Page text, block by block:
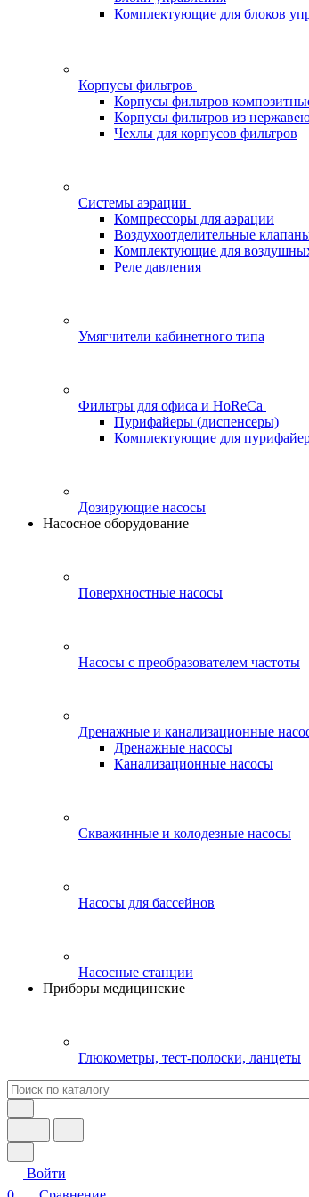
Комплектующие для блоков
Корпусы фильтров
Корпусы фильтров
Корпусы фильтров из
Чехлы для корпусов фильтров
Системы аэрации
Компрессоры для аэрации
Воздухоотделительные
Комплектующие для
Реле давления
Умягчители кабинетного типа
Фильтры для офиса и HoReCa
Пурифайеры (диспенсеры)
Комплектующие для
Дозирующие насосы
Насосное оборудование
Поверхностные насосы
Насосы с преобразователем частоты
Дренажные и канализационные
Дренажные насосы
Канализационные насосы
Скважинные и колодезные насосы
Насосы для бассейнов
Насосные станции
Приборы медицинские
Глюкометры, тест-полоски, ланцеты
Войти